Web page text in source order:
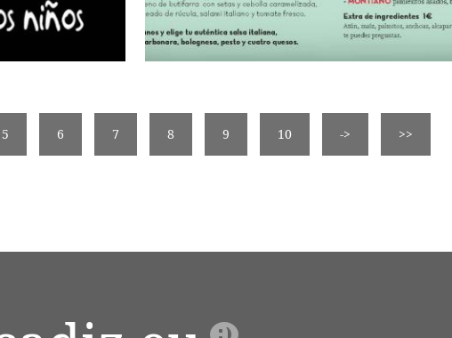
5 6 7 8 9 10 -> >>